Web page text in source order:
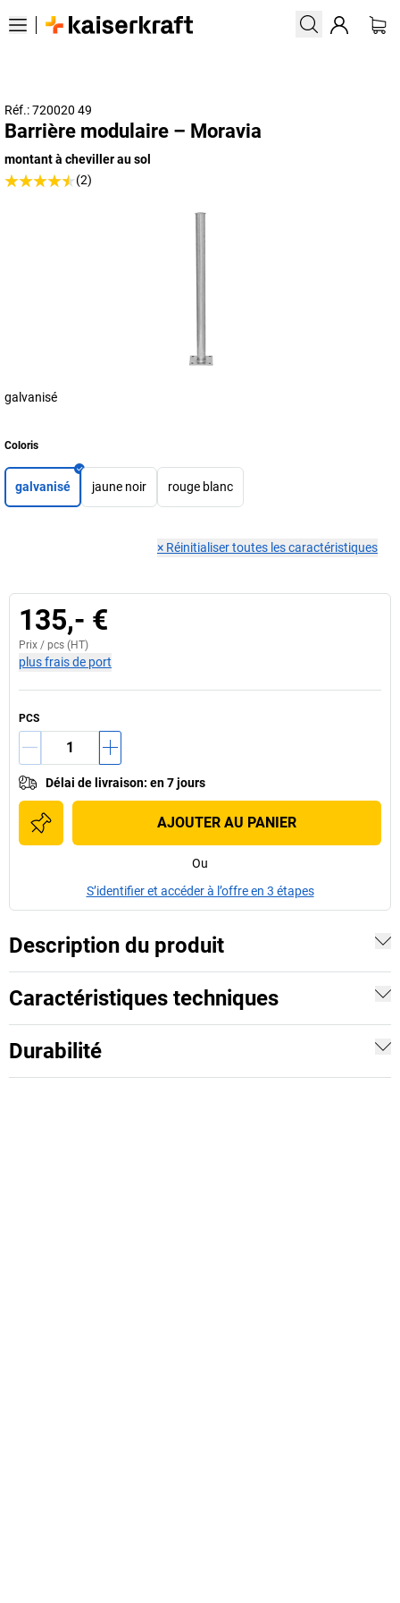
Réf.: 720020 49
Barrière modulaire – Moravia
montant à cheviller au sol
(2)
galvanisé
Coloris
galvanisé jaune noir rouge blanc
× Réinitialiser toutes les caractéristiques
135,- €
Prix / pcs (HT)
plus frais de port
PCS
Délai de livraison: en 7 jours
AJOUTER AU PANIER
Ou
S’identifier et accéder à l’offre en 3 étapes
Description du produit
Caractéristiques techniques
Durabilité